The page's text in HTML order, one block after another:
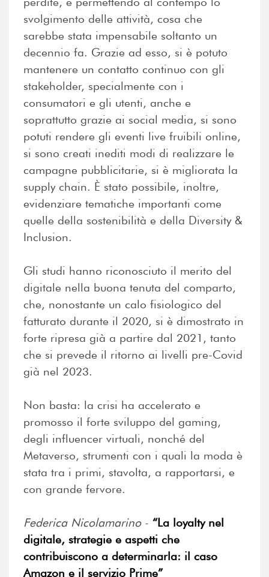
svolgimento delle attività, cosa che
sarebbe stata impensabile soltanto un
decennio fa. Grazie ad esso, si è potuto
mantenere un contatto continuo con gli
stakeholder, specialmente con i
consumatori e gli utenti, anche e
soprattutto grazie ai social media, si sono
potuti rendere gli eventi live fruibili online,
si sono creati inediti modi di realizzare le
campagne pubblicitarie, si è migliorata la
supply chain. È stato possibile, inoltre,
evidenziare tematiche importanti come
quelle della sostenibilità e della Diversity &
Inclusion.
Gli studi hanno riconosciuto il merito del
digitale nella buona tenuta del comparto,
che, nonostante un calo fisiologico del
fatturato durante il 2020, si è dimostrato in
forte ripresa già a partire dal 2021, tanto
che si prevede il ritorno ai livelli pre-Covid
già nel 2023.
Non basta: la crisi ha accelerato e
promosso il forte sviluppo del gaming,
degli influencer virtuali, nonché del
Metaverso, strumenti con i quali la moda è
stata tra i primi, stavolta, a rapportarsi, e
con grande fervore.
Federica Nicolamarino- “La loyalty nel
digitale, strategie e aspetti che
contribuiscono a determinarla: il caso
Amazon e il servizio Prime”